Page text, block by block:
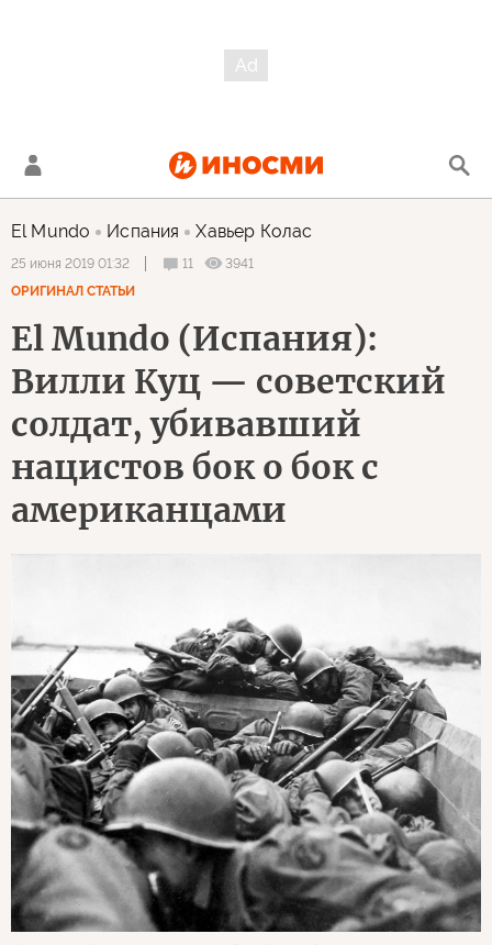
El Mundo Испания Хавьер Колас
25 июня 2019 01:32 11
3941
ОРИГИНАЛ СТАТЬИ
El Mundo (Испания):
Вилли Куц — советский
солдат, убивавший
нацистов бок о бок с
американцами